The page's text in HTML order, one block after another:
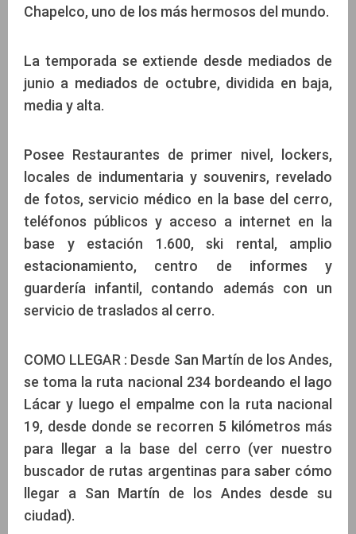
Chapelco, uno de los más hermosos del mundo.
La temporada se extiende desde mediados de
junio a mediados de octubre, dividida en baja,
media y alta.
Posee Restaurantes de primer nivel, lockers,
locales de indumentaria y souvenirs, revelado
de fotos, servicio médico en la base del cerro,
teléfonos públicos y acceso a internet en la
base y estación 1.600, ski rental, amplio
estacionamiento, centro de informes y
guardería infantil, contando además con un
servicio de traslados al cerro.
COMO LLEGAR : Desde San Martín de los Andes,
se toma la ruta nacional 234 bordeando el lago
Lácar y luego el empalme con la ruta nacional
19, desde donde se recorren 5 kilómetros más
para llegar a la base del cerro (ver nuestro
buscador de rutas argentinas para saber cómo
llegar a San Martín de los Andes desde su
ciudad).